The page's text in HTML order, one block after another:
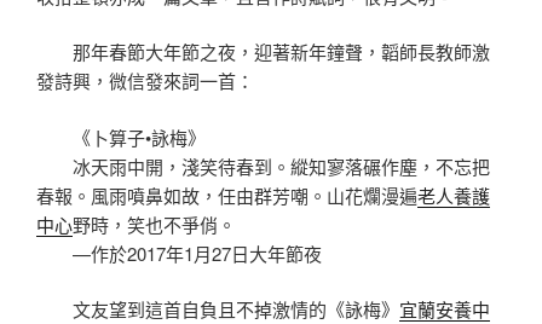
那年春節大年節之夜，迎著新年鐘聲，韜師長教師激
發詩興，微信發來詞一首：
《卜算子•詠梅》
冰天雨中開，淺笑待春到。縱知寥落碾作塵，不忘把
春報。風雨噴鼻如故，任由群芳嘲。山花爛漫遍老人養護
中心野時，笑也不爭俏。
—作於2017年1月27日大年節夜
文友望到這首自負且不掉激情的《詠梅》 宜蘭安養中